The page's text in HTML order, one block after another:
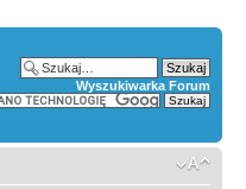
Wyszukiwarka Forum